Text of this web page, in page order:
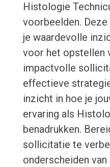
Histologie
voorbeelden.
je waardevolle
voor het opstellen
impactvolle
effectieve
inzicht in hoe je
ervaring als
benadrukken.
sollicitatie te
onderscheiden